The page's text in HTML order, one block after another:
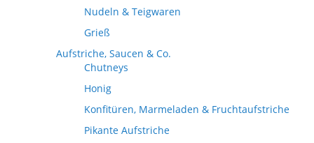
Nudeln & Teigwaren
Grieß
Aufstriche, Saucen & Co.
Chutneys
Honig
Konfitüren, Marmeladen & Fruchtaufstriche
Pikante Aufstriche